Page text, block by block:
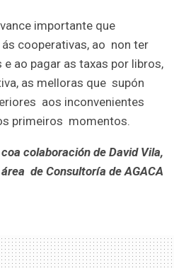
importante que
cooperativas, ao non ter
ao pagar as taxas por libros,
as melloras que supón
aos inconvenientes
primeiros momentos.
colaboración de David Vila,
de Consultoría de AGACA